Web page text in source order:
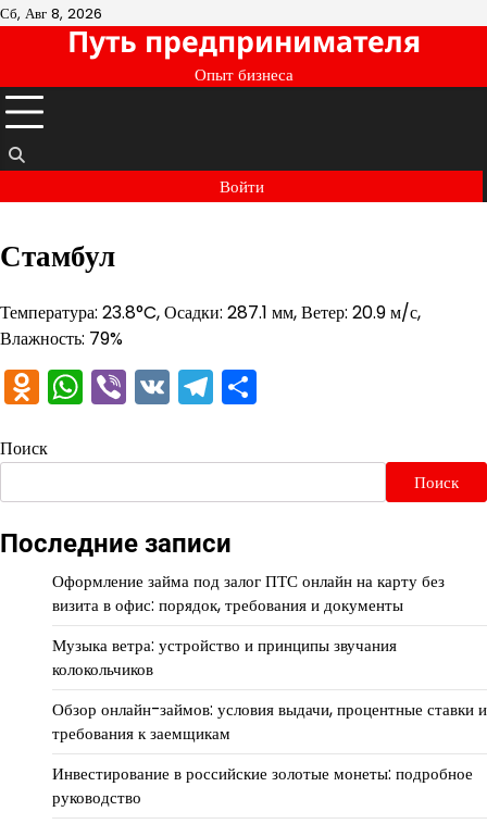
Перейти
содержимому
Сб, Авг 8, 2026
Путь предпринимателя
Опыт бизнеса
Войти
Стамбул
Температура: 23.8°C, Осадки: 287.1 мм, Ветер: 20.9 м/с,
Влажность: 79%
Odnoklassniki
WhatsApp
Viber
VKTelegram
Поиск
Поиск
Последние записи
Оформление займа под залог ПТС онлайн на карту без
визита в офис: порядок, требования и документы
Музыка ветра: устройство и принципы звучания
колокольчиков
Обзор онлайн-займов: условия выдачи, процентные ставки и
требования к заемщикам
Инвестирование в российские золотые монеты: подробное
руководство